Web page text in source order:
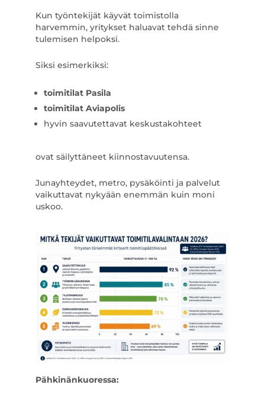
Kun työntekijät käyvät toimistolla
harvemmin, yritykset haluavat tehdä sinne
tulemisen helpoksi.
Siksi esimerkiksi:
toimitilat Pasila
toimitilat Aviapolis
hyvin saavutettavat keskustakohteet
ovat säilyttäneet kiinnostavuutensa.
Junayhteydet, metro, pysäköinti ja palvelut
vaikuttavat nykyään enemmän kuin moni
uskoo.
Pähkinänkuoressa: